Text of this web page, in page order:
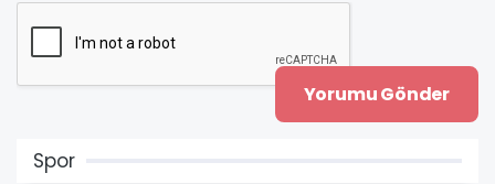
Spor